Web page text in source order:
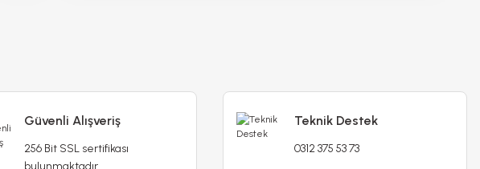
Güvenli Alışveriş
256 Bit SSL sertifikası
bulunmaktadır
Teknik Destek
0312 375 53 73